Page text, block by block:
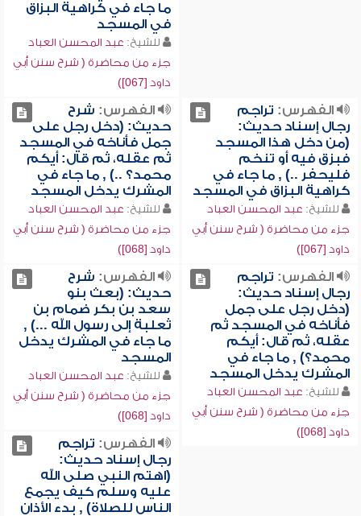
ما جاء في كراهية البزاق
في المسجد
للشيخ: عبد المحسن العباد
جزء من محاضرة ( شرح سنن أبي
داود [067])
الفهرس: تراجم
رجال إسناد حديث:
(من دخل هذا المسجد
فبزق فيه أو تنخم
فليحفر ..) , ما جاء في
كراهية البزاق في المسجد
للشيخ: عبد المحسن العباد
جزء من محاضرة ( شرح سنن أبي
داود [067])
الفهرس: شرح
حديث: (دخل رجل على
جمل فأناخه في المسجد
ثم عقله، ثم قال: أيكم
محمد؟ ..) , ما جاء في
المشرك يدخل المسجد
للشيخ: عبد المحسن العباد
جزء من محاضرة ( شرح سنن أبي
داود [068])
الفهرس: تراجم
رجال إسناد حديث:
(دخل رجل على جمل
فأناخه في المسجد ثم
عقله، ثم قال: أيكم
محمد؟) , ما جاء في
المشرك يدخل المسجد
للشيخ: عبد المحسن العباد
جزء من محاضرة ( شرح سنن أبي
داود [068])
الفهرس: شرح
حديث: (بعث بنو
سعد بن بكر ضمام بن
ثعلبة إلى رسول الله ...) ,
ما جاء في المشرك يدخل
المسجد
للشيخ: عبد المحسن العباد
جزء من محاضرة ( شرح سنن أبي
داود [068])
الفهرس: تراجم
رجال إسناد حديث:
(اهتم النبي صلى الله
عليه وسلم كيف يجمع
الناس للصلاة) , بدء الأذان